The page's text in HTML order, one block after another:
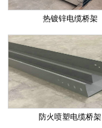
热镀锌电缆桥架
防火喷塑电缆桥架